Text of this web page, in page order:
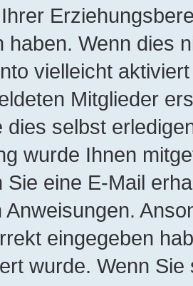
haben. Wenn dies
vielleicht
Mitglieder
dies selbst
wurde Ihnen
Sie eine E-Mail
Anweisungen.
eingegeben
wurde. Wenn